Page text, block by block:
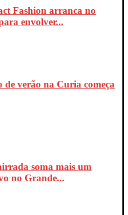
Fashion arranca no
envolver...
de verão na Curia começa
soma mais um
no Grande...